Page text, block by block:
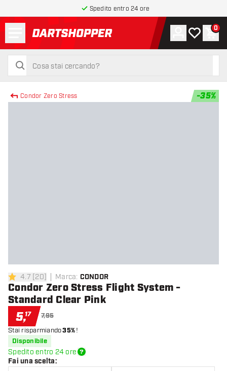
Spedito entro 24 ore
torna alla home page
cerca
cerca
Account
La mia0
Condor Zero Stress -35%
4.7 stelle di valutazione
4.7 [20] Marca: CONDOR
Condor Zero Stress Flight System -
Standard Clear Pink
5,17 7,95
Stai risparmiando35%!
Disponibile
Spedito entro 24 ore
Fai una scelta: